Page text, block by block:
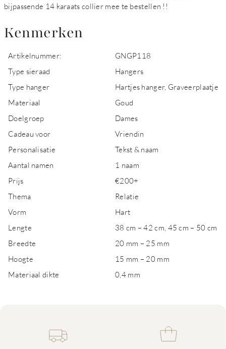
bijpassende 14 karaats collier mee te bestellen !!
Kenmerken
Artikelnummer:
GNGP118
Type sieraad
Hangers
Type hanger
Hartjes hanger, Graveerplaatje
Materiaal
Goud
Doelgroep
Dames
Cadeau voor
Vriendin
Personalisatie
Tekst & naam
Aantal namen
1 naam
Prijs
€200+
Thema
Relatie
Vorm
Hart
Lengte
38 cm – 42 cm, 45 cm – 50 cm
Breedte
20 mm – 25 mm
Hoogte
15 mm – 20 mm
Materiaal dikte
0,4 mm